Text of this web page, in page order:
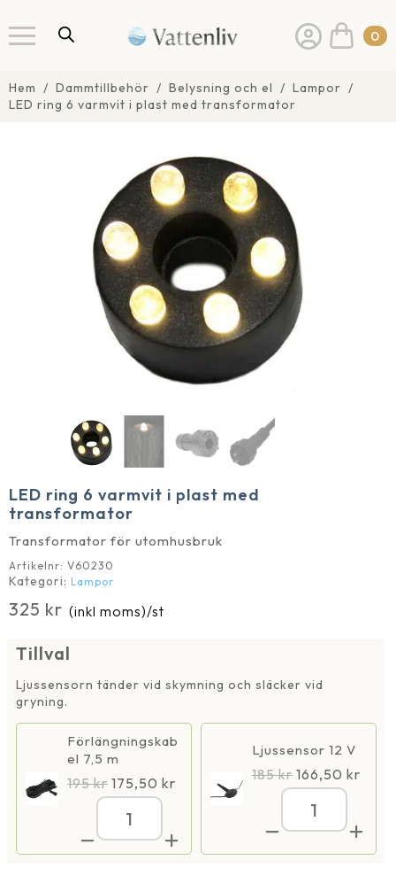
0
Hem Dammtillbehör Belysning och el
Lampor
LED ring 6 varmvit i plast med transformator
LED ring 6 varmvit i plast med
transformator
Transformator för utomhusbruk
Artikelnr: V60230
Kategori: Lampor
325 kr (inkl moms)/st
Tillval
Ljussensorn tänder vid skymning och släcker vid
gryning.
Förlängningskab
el 7,5 m
195kr 175,50 kr
LED
ring
6
Ljussensor 12 V
185kr 166,50 kr
LED
ring
varmvit